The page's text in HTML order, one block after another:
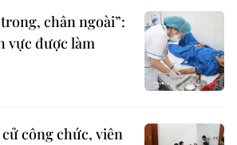
chân ngoài”:
vực được làm
công chức, viên